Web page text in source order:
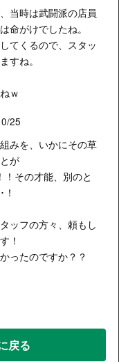
当時は武闘派の店員
命がけでしたね。
てくるので、スタッ
すね。
ｗ
25
みを、いかにその草
が
！その才能、別のと
ッフの方々、頼もし
！
ったのですか？？
戻る